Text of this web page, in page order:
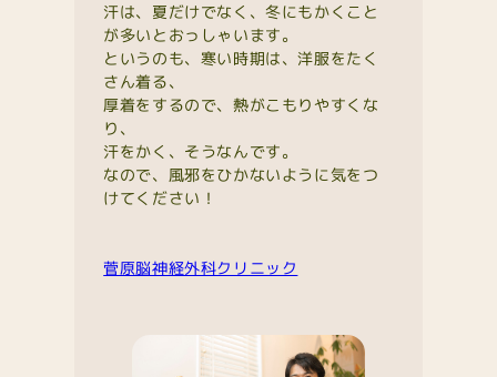
汗は、夏だけでなく、冬にもかくこと
が多いとおっしゃいます。
というのも、寒い時期は、洋服をたく
さん着る、
厚着をするので、熱がこもりやすくな
り、
汗をかく、そうなんです。
なので、風邪をひかないように気をつ
けてください！
菅原脳神経外科クリニック